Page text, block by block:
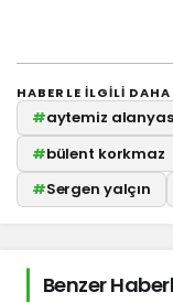
HABERLE ILGILI
#aytemiz
#bülent korkmaz
#Sergen yalçın
Benzer